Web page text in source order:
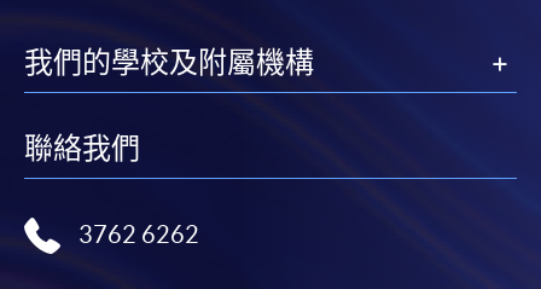
我們的學校及附屬機構
聯絡我們
3762 6262